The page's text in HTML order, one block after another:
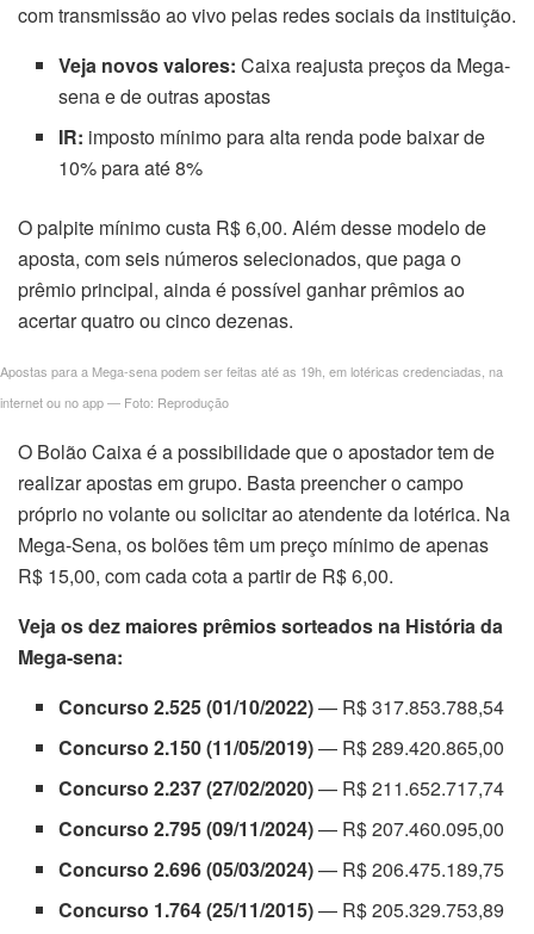
com transmissão ao vivo pelas redes sociais da instituição.
Veja novos valores:Caixa reajusta preços da Mega-
sena e de outras apostas
IR: imposto mínimo para alta renda pode baixar de
10% para até 8%
O palpite mínimo custa R$ 6,00. Além desse modelo de
aposta, com seis números selecionados, que paga o
prêmio principal, ainda é possível ganhar prêmios ao
acertar quatro ou cinco dezenas.
Apostas para a Mega-sena podem ser feitas até as 19h, em lotéricas credenciadas, na
internet ou no app — Foto: Reprodução
O Bolão Caixa é a possibilidade que o apostador tem de
realizar apostas em grupo. Basta preencher o campo
próprio no volante ou solicitar ao atendente da lotérica. Na
Mega-Sena, os bolões têm um preço mínimo de apenas
R$ 15,00, com cada cota a partir de R$ 6,00.
Veja os dez maiores prêmios sorteados na História da
Mega-sena:
Concurso 2.525 (01/10/2022)— R$ 317.853.788,54
Concurso 2.150 (11/05/2019)— R$ 289.420.865,00
Concurso 2.237 (27/02/2020)— R$ 211.652.717,74
Concurso 2.795 (09/11/2024)— R$ 207.460.095,00
Concurso 2.696 (05/03/2024)— R$ 206.475.189,75
Concurso 1.764 (25/11/2015)— R$ 205.329.753,89